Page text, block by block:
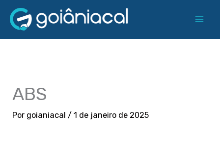
para
ABS
Por goianiacal/1 de janeiro de 2025